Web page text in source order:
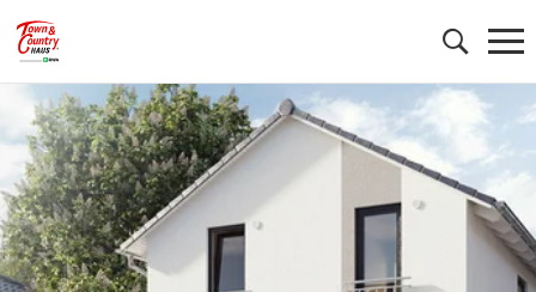
Wonach möchten Sie suchen?